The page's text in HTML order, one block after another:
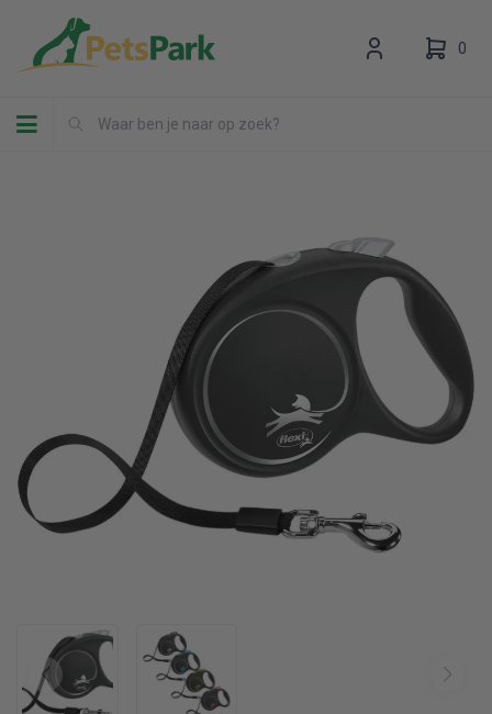
Toggle navigation
0
Uw winkelwagen is leeg.
Vul hem met producten.